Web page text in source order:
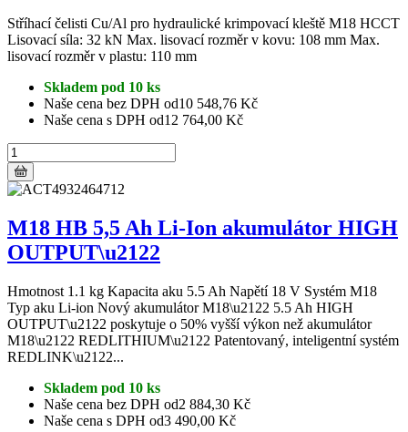
Stříhací čelisti Cu/Al pro hydraulické krimpovací kleště M18 HCCT
Lisovací síla: 32 kN Max. lisovací rozměr v kovu: 108 mm Max.
lisovací rozměr v plastu: 110 mm
Skladem pod 10 ks
Naše cena bez DPH od10 548,76 Kč
Naše cena s DPH od12 764,00 Kč
M18 HB 5,5 Ah Li-Ion akumulátor HIGH
OUTPUT\u2122
Hmotnost 1.1 kg Kapacita aku 5.5 Ah Napětí 18 V Systém M18
Typ aku Li-ion Nový akumulátor M18\u2122 5.5 Ah HIGH
OUTPUT\u2122 poskytuje o 50% vyšší výkon než akumulátor
M18\u2122 REDLITHIUM\u2122 Patentovaný, inteligentní systém
REDLINK\u2122...
Skladem pod 10 ks
Naše cena bez DPH od2 884,30 Kč
Naše cena s DPH od3 490,00 Kč